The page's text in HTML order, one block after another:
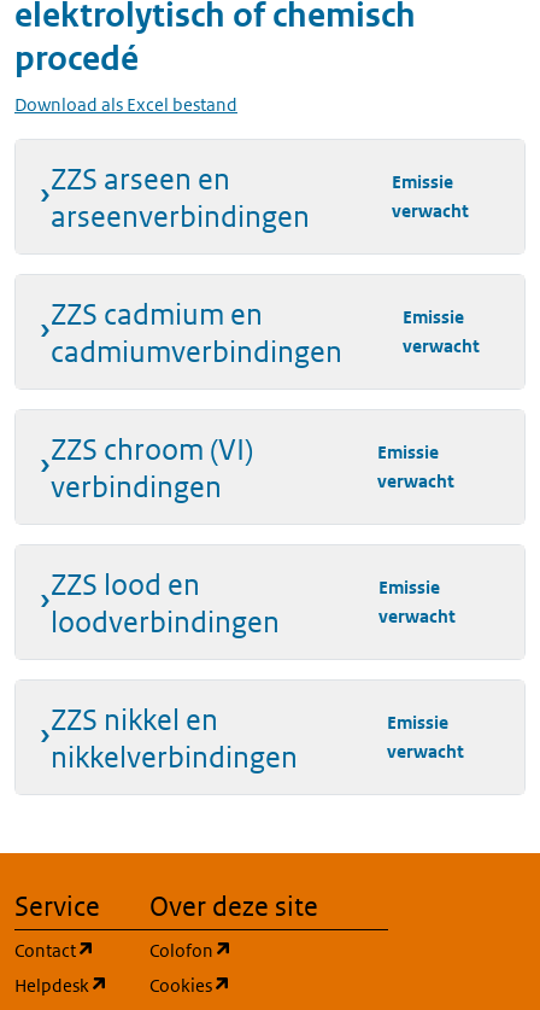
elektrolytisch of chemisch
procedé
Download als Excel bestand
ZZS arseen en
arseenverbindingen
Emissie
verwacht
ZZS cadmium en
cadmiumverbindingen
Emissie
verwacht
ZZS chroom (VI)
verbindingen
Emissie
verwacht
ZZS lood en
loodverbindingen
Emissie
verwacht
ZZS nikkel en
nikkelverbindingen
Emissie
verwacht
Service
Contact
(opent in een nieuw tabblad)
Helpdesk
(opent in een nieuw tabblad)
Over deze site
Colofon
Cookies